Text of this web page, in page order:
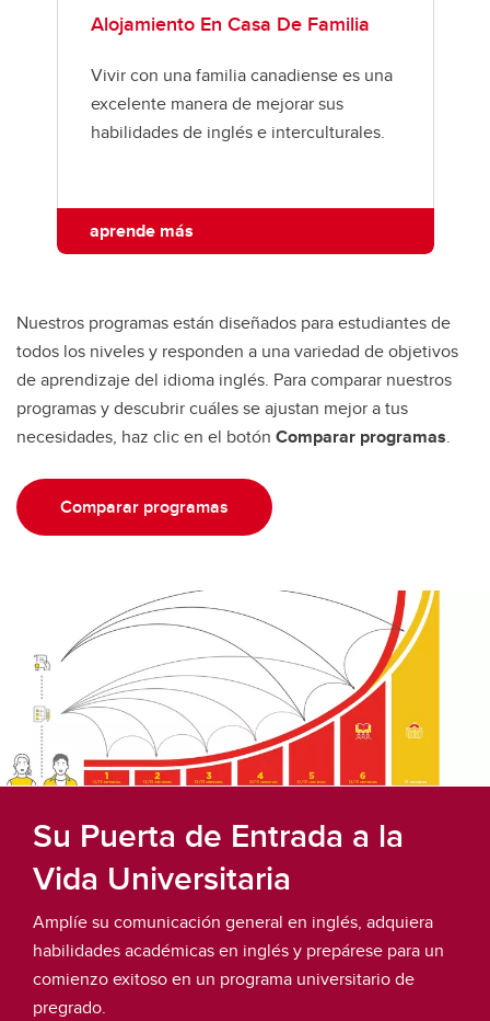
Alojamiento En Casa De Familia
Vivir con una familia canadiense es una
excelente manera de mejorar sus
habilidades de inglés e interculturales.
aprende más
Nuestros programas están diseñados para estudiantes de
todos los niveles y responden a una variedad de objetivos
de aprendizaje del idioma inglés. Para comparar nuestros
programas y descubrir cuáles se ajustan mejor a tus
necesidades, haz clic en el botón Comparar programas.
Comparar programas
Su Puerta de Entrada a la
Vida Universitaria
Amplíe su comunicación general en inglés, adquiera
habilidades académicas en inglés y prepárese para un
comienzo exitoso en un programa universitario de
pregrado.